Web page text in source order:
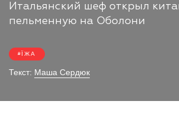
Итальянский шеф открыл
пельменную на Оболони
ЇЖА
Текст: Маша Сердюк